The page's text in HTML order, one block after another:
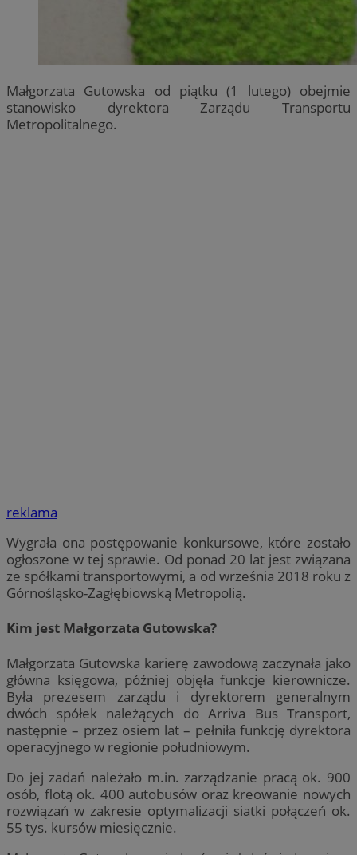
Małgorzata Gutowska od piątku (1 lutego) obejmie
stanowisko dyrektora Zarządu Transportu
Metropolitalnego.
reklama
Wygrała ona postępowanie konkursowe, które zostało
ogłoszone w tej sprawie. Od ponad 20 lat jest związana
ze spółkami transportowymi, a od września 2018 roku z
Górnośląsko-Zagłębiowską Metropolią.
Kim jest Małgorzata Gutowska?
Małgorzata Gutowska karierę zawodową zaczynała jako
główna księgowa, później objęła funkcje kierownicze.
Była prezesem zarządu i dyrektorem generalnym
dwóch spółek należących do Arriva Bus Transport,
następnie – przez osiem lat – pełniła funkcję dyrektora
operacyjnego w regionie południowym.
Do jej zadań należało m.in. zarządzanie pracą ok. 900
osób, flotą ok. 400 autobusów oraz kreowanie nowych
rozwiązań w zakresie optymalizacji siatki połączeń ok.
55 tys. kursów miesięcznie.